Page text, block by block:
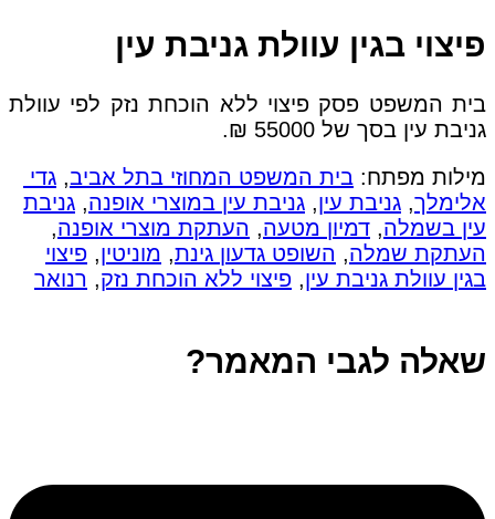
פיצוי בגין עוולת גניבת עין
בית המשפט פסק פיצוי ללא הוכחת נזק לפי עוולת
גניבת עין בסך של 55000 ₪.
מילות מפתח: בית המשפט המחוזי בתל אביב, גדי
אלימלך, גניבת עין, גניבת עין במוצרי אופנה, גניבת
עין בשמלה, דמיון מטעה, העתקת מוצרי אופנה,
העתקת שמלה, השופט גדעון גינת, מוניטין, פיצוי
בגין עוולת גניבת עין, פיצוי ללא הוכחת נזק, רנואר
שאלה לגבי המאמר?